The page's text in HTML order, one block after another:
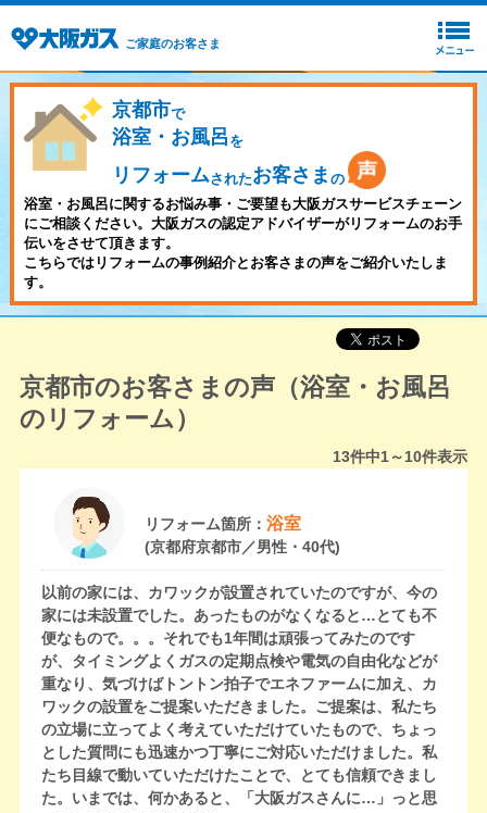
ご家庭のお客さま
京都市で
浴室・お風呂 を
リフォームされたお客さま の
浴室・お風呂に関するお悩み事・ご要望も大阪ガスサービスチェーン
にご相談ください。大阪ガスの認定アドバイザーがリフォームのお手
伝いをさせて頂きます。
こちらではリフォームの事例紹介とお客さまの声をご紹介いたしま
す。
京都市のお客さまの声（浴室・お風呂
のリフォーム）
13件中1～10件表示
リフォーム箇所： 浴室
(京都府京都市／男性・40代)
以前の家には、カワックが設置されていたのですが、今の
家には未設置でした。あったものがなくなると…とても不
便なもので。。。それでも1年間は頑張ってみたのです
が、タイミングよくガスの定期点検や電気の自由化などが
重なり、気づけばトントン拍子でエネファームに加え、カ
ワックの設置をご提案いただきました。ご提案は、私たち
の立場に立ってよく考えていただけていたもので、ちょっ
とした質問にも迅速かつ丁寧にご対応いただけました。私
たち目線で動いていただけたことで、とても信頼できまし
た。いまでは、何かあると、「大阪ガスさんに…」っと思